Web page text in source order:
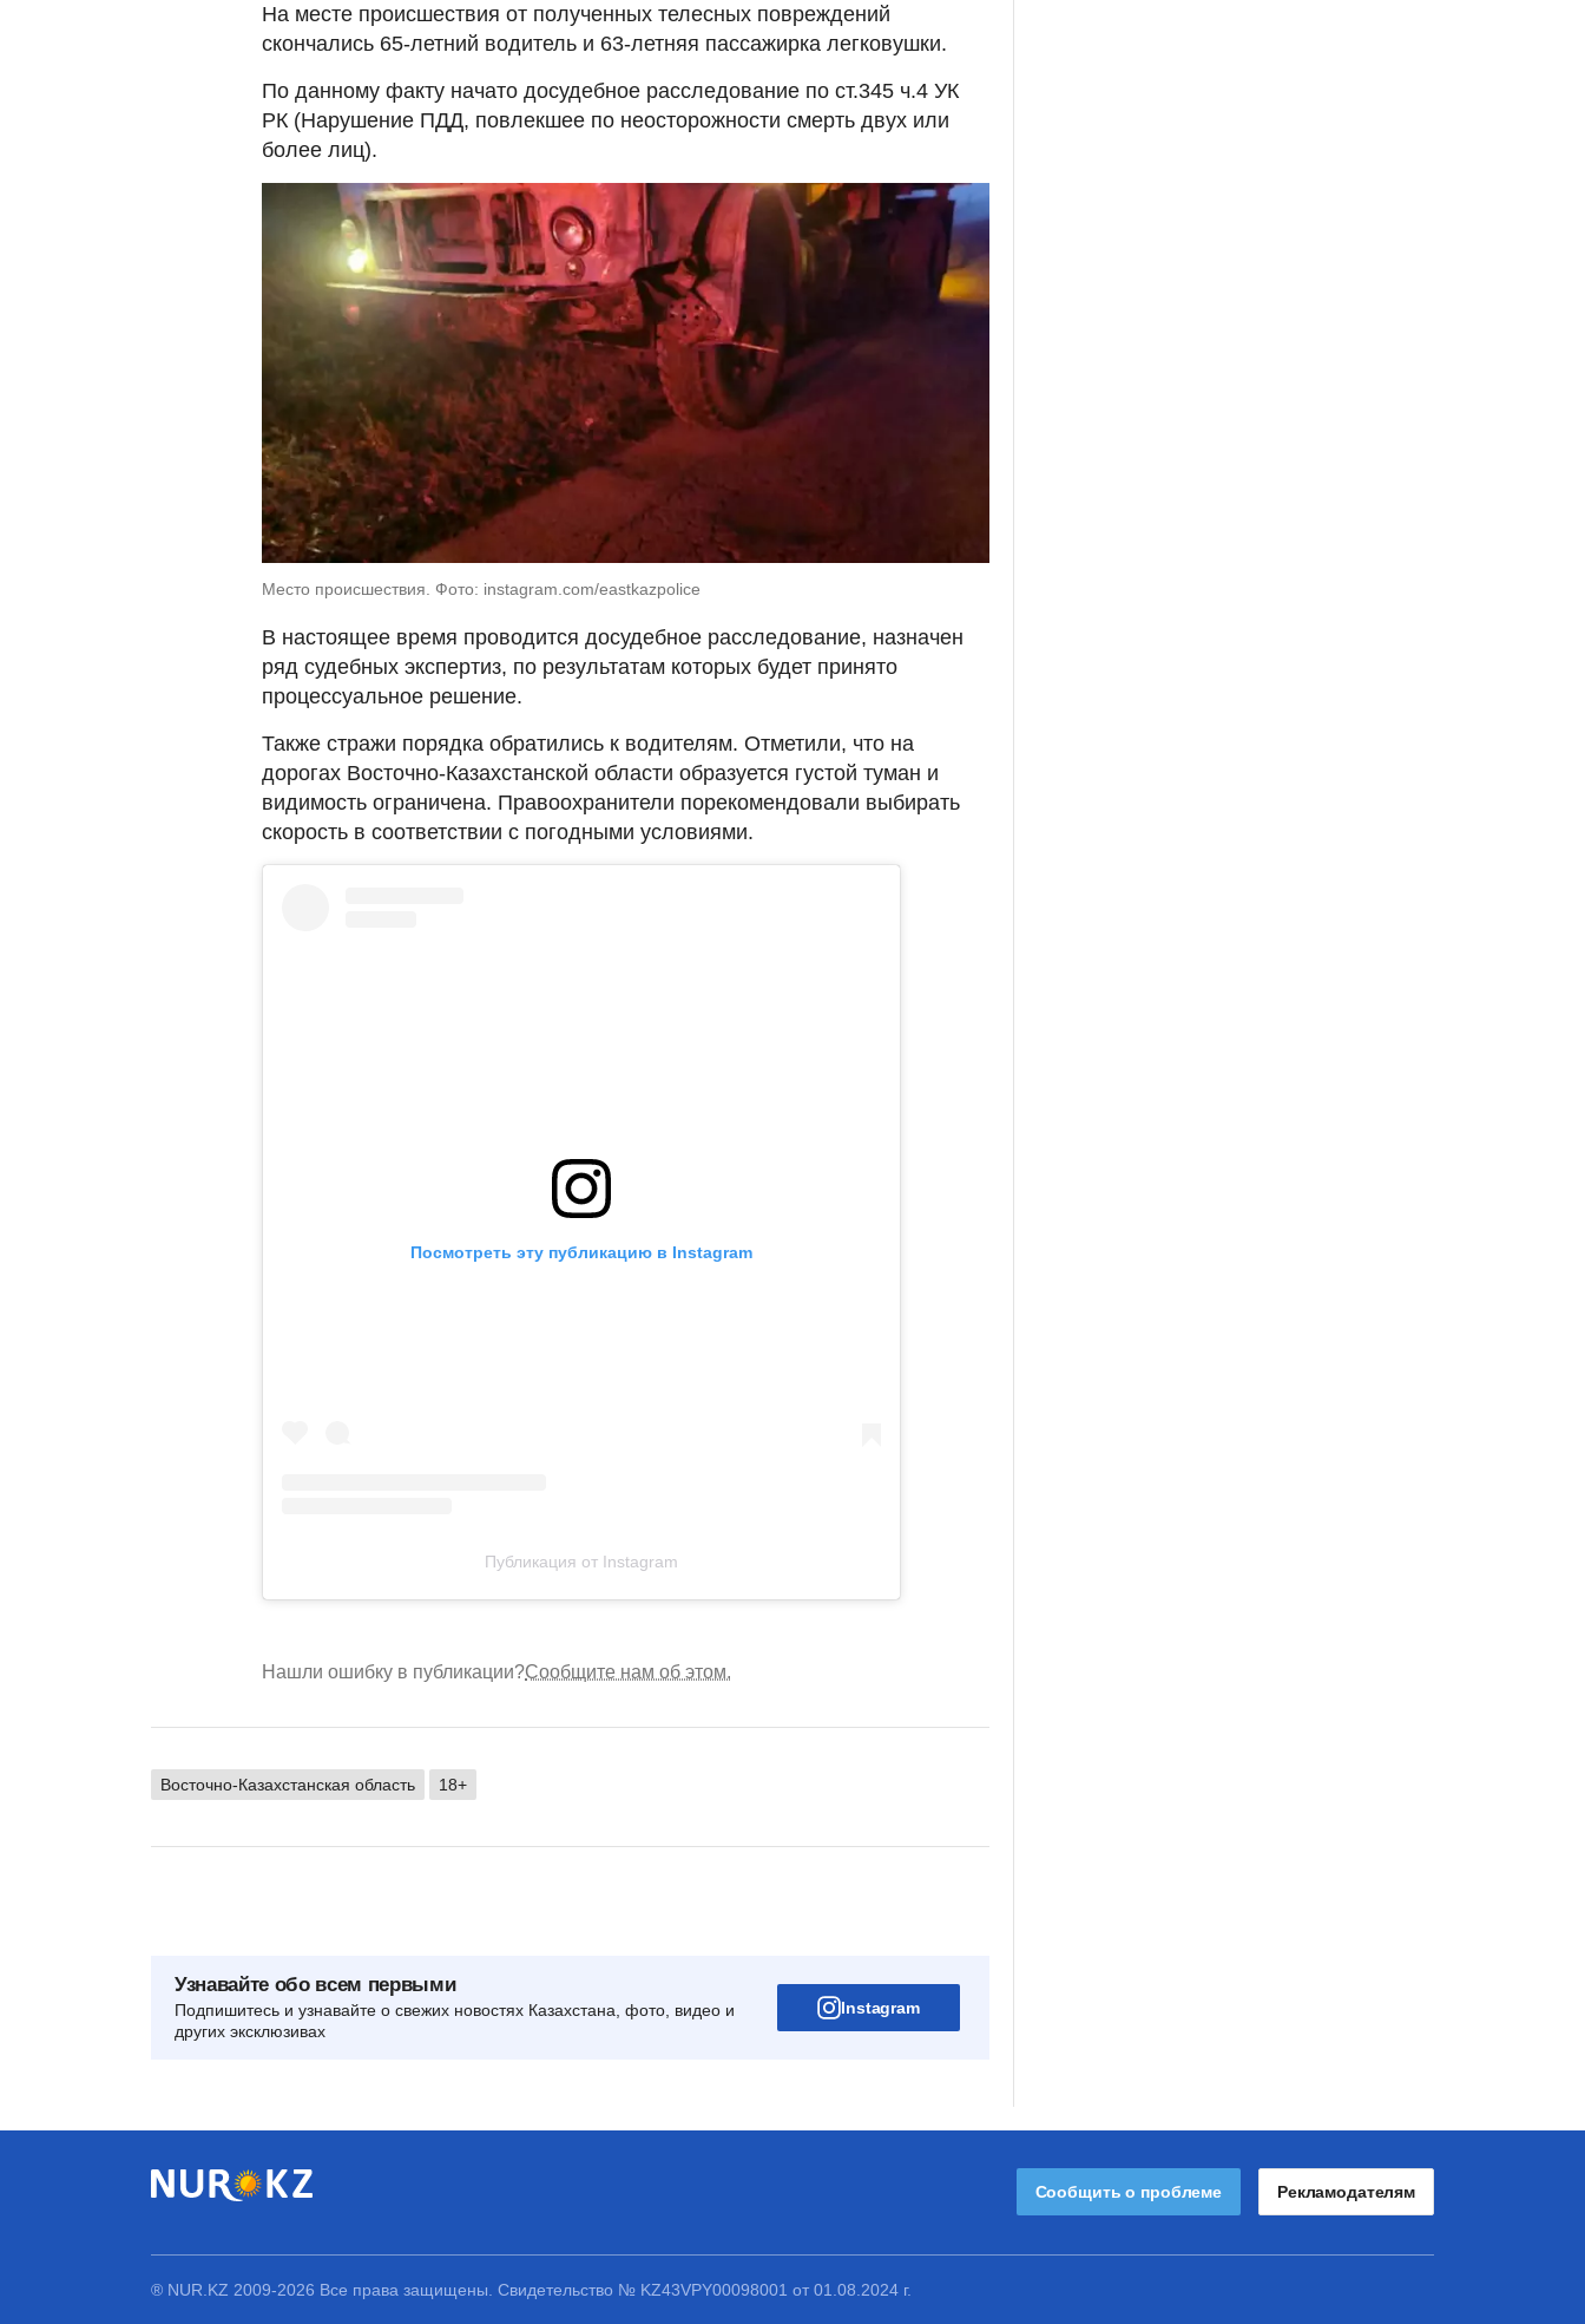
На месте происшествия от полученных телесных повреждений
скончались 65-летний водитель и 63-летняя пассажирка легковушки.
По данному факту начато досудебное расследование по ст.345 ч.4 УК
РК (Нарушение ПДД, повлекшее по неосторожности смерть двух или
более лиц).
Место происшествия. Фото: instagram.com/eastkazpolice
В настоящее время проводится досудебное расследование, назначен
ряд судебных экспертиз, по результатам которых будет принято
процессуальное решение.
Также стражи порядка обратились к водителям. Отметили, что на
дорогах Восточно-Казахстанской области образуется густой туман и
видимость ограничена. Правоохранители порекомендовали выбирать
скорость в соответствии с погодными условиями.
Посмотреть эту публикацию в Instagram
Публикация от Instagram
Нашли ошибку в публикации?Сообщите нам об этом.
Восточно-Казахстанская область 18+
Узнавайте обо всем первыми
Подпишитесь и узнавайте о свежих новостях Казахстана, фото, видео и
других эксклюзивах
Instagram
Сообщить о проблеме Рекламодателям
® NUR.KZ 2009-2026 Все права защищены. Свидетельство № KZ43VPY00098001 от 01.08.2024 г.